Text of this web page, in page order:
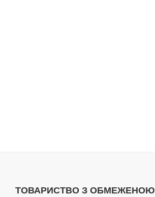
ТОВАРИСТВО З ОБМЕЖЕНОЮ